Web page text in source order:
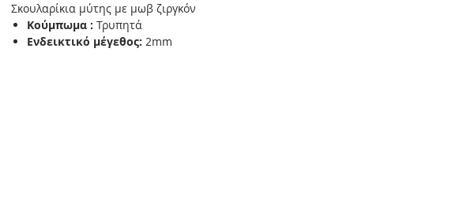
Σκουλαρίκια μύτης με μωβ ζιργκόν
Κούμπωμα : Τρυπητά
Ενδεικτικό μέγεθος: 2mm